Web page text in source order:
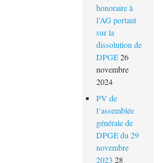
honoraire à
l’AG portant
sur la
dissolution de
DPGE 26
novembre
2024
PV de
l’assemblée
générale de
DPGE du 29
novembre
2023 28